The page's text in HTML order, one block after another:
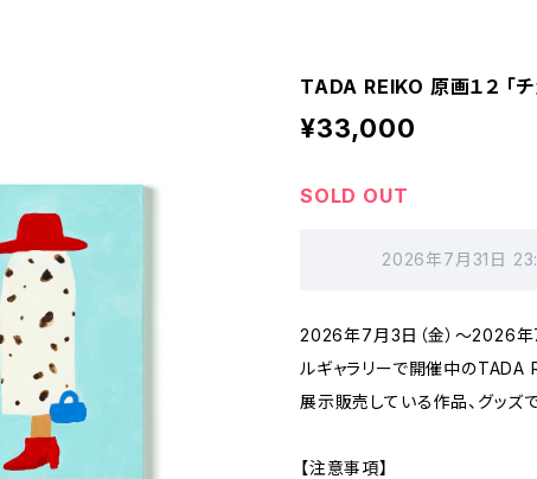
TADA REIKO 原画１２ 「
¥33,000
SOLD OUT
2026年7月31日
2026年7月3日（金）～2026年
ルギャラリーで開催中の
展示販売している作品、グッズで
【注意事項】